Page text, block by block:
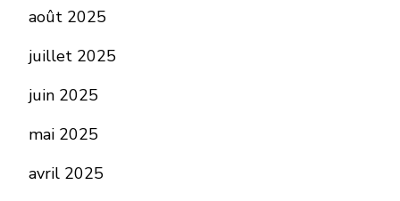
août 2025
juillet 2025
juin 2025
mai 2025
avril 2025